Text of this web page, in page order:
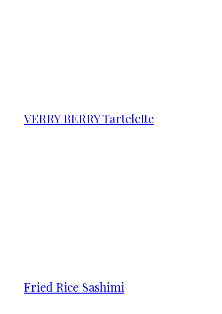
VERRY BERRY Tartelette
Fried Rice Sashimi